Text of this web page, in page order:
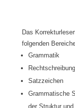
Das
folgenden
Grammatik
Rechtschreibung
Satzzeichen
Grammatische
der Struktur